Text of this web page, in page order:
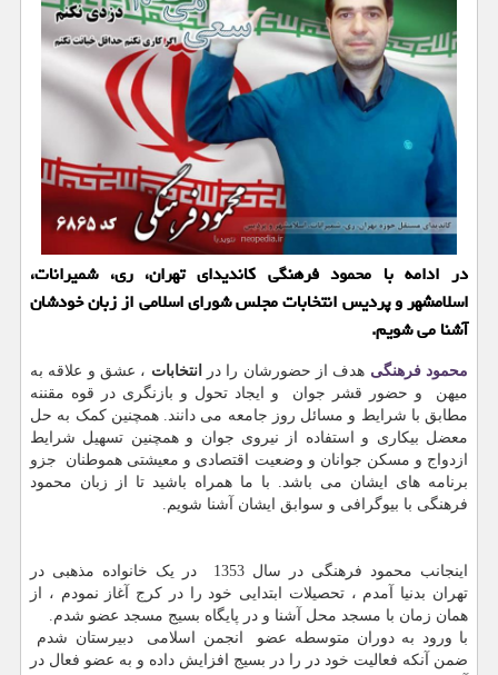
در ادامه با محمود فرهنگی كاندیدای تهران، ری، شمیرانات،
اسلامشهر و پردیس انتخابات مجلس شورای اسلامی از زبان خودشان
آشنا می شویم.
محمود فرهنگی هدف از حضورشان را در انتخابات ، عشق و علاقه به
میهن و حضور قشر جوان و ایجاد تحول و بازنگری در قوه مقننه
مطابق با شرایط و مسائل روز جامعه می دانند. همچنین کمک به حل
معضل بیکاری و استفاده از نیروی جوان و همچنین تسهیل شرایط
ازدواج و مسکن جوانان و وضعیت اقتصادی و معیشتی هموطنان جزو
برنامه های ایشان می باشد. با ما همراه باشید تا از زبان محمود
فرهنگی با بیوگرافی و سوابق ایشان آشنا شویم.
اینجانب محمود فرهنگی در سال 1353 در یک خانواده مذهبی در
تهران بدنیا آمدم ، تحصیلات ابتدایی خود را در کرج آغاز نمودم ، از
همان زمان با مسجد محل آشنا و در پایگاه بسیج مسجد عضو شدم.
با ورود به دوران متوسطه عضو انجمن اسلامی دبیرستان شدم
ضمن آنکه فعالیت خود در را در بسیج افزایش داده و به عضو فعال در